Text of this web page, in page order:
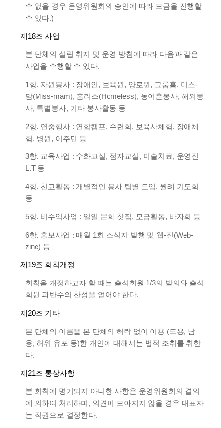
수 없을 경우 운영위원회의 승인에 따라 모금을 진행할
수 있다.)
제18조 사업
본 단체의 설립 취지 및 운영 방침에 따라 다음과 같은
사업을 수행할 수 있다.
1항. 자원봉사 : 장애인, 보육원, 양로원, 그룹홈, 미스-
맘(Miss-mam), 홈리스(Homeless), 농어촌봉사, 해외봉
사, 특별봉사, 기타 봉사활동 등
2항. 연중행사 : 연합캠프, 수련회, 보육사체험, 장애체
험, 병원, 이주민 등
3항. 교육사업 : 수화교실, 점자교실, 미술치료, 운영진
L.T 등
4항. 친교활동 : 개별적인 봉사 팀별 모임, 월례 기도회
등
5항. 비수익사업 : 일일 문화 찻집, 모금활동, 바자회 등
6항. 홍보사업 : 매월 1회 소식지 발행 및 웹-진(Web-
zine) 등
제19조 회칙개정
회칙을 개정하고자 할 때는 출석회원 1/3의 발의와 출석
회원 과반수의 찬성을 얻어야 한다.
제20조 기타
본 단체의 이름을 본 단체의 허락 없이 이용 (도용, 남
용, 허위 유포 등)한 개인에 대해서는 법적 조취를 취한
다.
제21조 통상사항
본 회칙에 명기되지 아니한 사항은 운영위원회의 결의
에 의하여 처리하며, 의견이 모아지지 않을 경우 대표자
는 직권으로 결정한다.